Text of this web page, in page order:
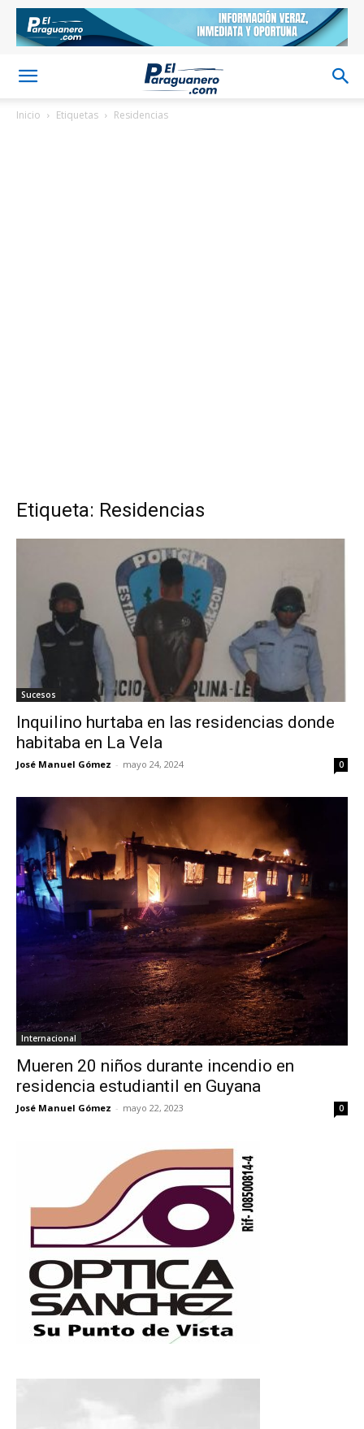
Inicio Etiquetas Residencias
Etiqueta: Residencias
Sucesos
Inquilino hurtaba en las residencias donde
habitaba en La Vela
José Manuel Gómez - mayo 24, 2024 0
Internacional
Mueren 20 niños durante incendio en
residencia estudiantil en Guyana
José Manuel Gómez - mayo 22, 2023 0